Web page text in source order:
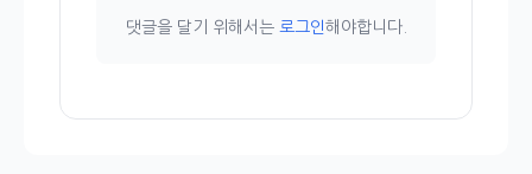
댓글을 달기 위해서는 로그인해야합니다.